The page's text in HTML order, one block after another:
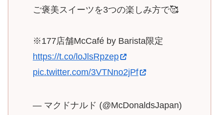
ご褒美スイーツを3つの楽しみ方で🥰
※177店舗McCafé by Barista限定
https://t.co/loJlsRpzep
pic.twitter.com/3VTNno2jPf
— マクドナルド (@McDonaldsJapan)